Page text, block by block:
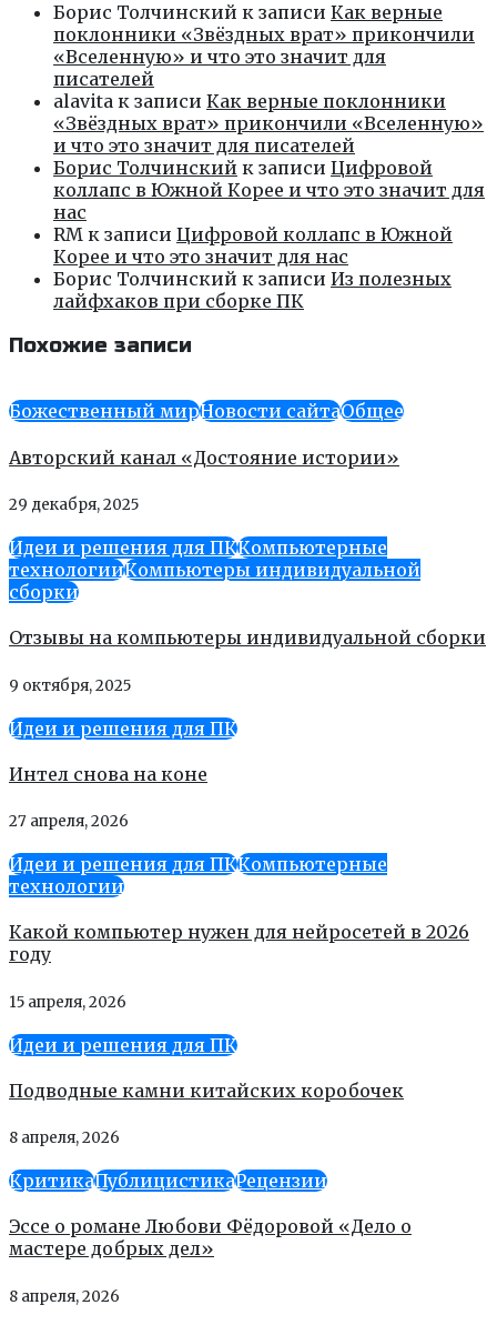
Борис Толчинский к записи Как верные
поклонники «Звёздных врат» прикончили
«Вселенную» и что это значит для
писателей
alavita к записи Как верные поклонники
«Звёздных врат» прикончили «Вселенную»
и что это значит для писателей
Борис Толчинский к записи Цифровой
коллапс в Южной Корее и что это значит для
нас
RM к записи Цифровой коллапс в Южной
Корее и что это значит для нас
Борис Толчинский к записи Из полезных
лайфхаков при сборке ПК
Похожие записи
Божественный мирНовости сайтаОбщее
Авторский канал «Достояние истории»
29 декабря, 2025
Идеи и решения для ПККомпьютерные
технологииКомпьютеры индивидуальной
сборки
Отзывы на компьютеры индивидуальной сборки
9 октября, 2025
Идеи и решения для ПК
Интел снова на коне
27 апреля, 2026
Идеи и решения для ПККомпьютерные
технологии
Какой компьютер нужен для нейросетей в 2026
году
15 апреля, 2026
Идеи и решения для ПК
Подводные камни китайских коробочек
8 апреля, 2026
КритикаПублицистикаРецензии
Эссе о романе Любови Фёдоровой «Дело о
мастере добрых дел»
8 апреля, 2026